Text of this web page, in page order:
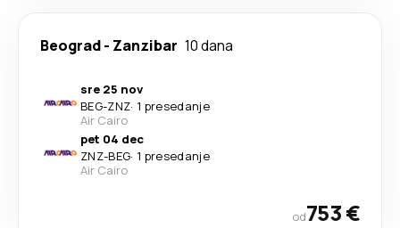
Beograd- Zanzibar 10 dana
sre 25 nov
BEG-ZNZ· 1 presedanje
Air Cairo
pet 04 dec
ZNZ-BEG· 1 presedanje
Air Cairo
od753 €